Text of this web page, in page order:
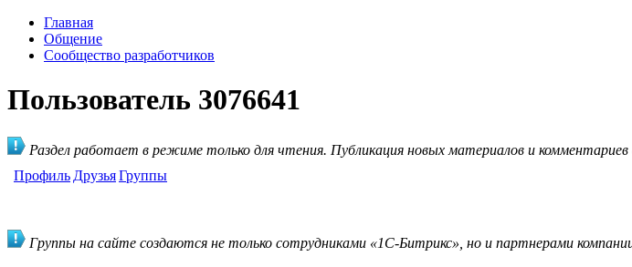
Главная
Общение
Сообщество разработчиков
Пользователь 3076641
Раздел работает в режиме только для чтения. Публикация новых материалов и
Профиль ДрузьяГруппы
Группы на сайте создаются не только сотрудниками «1С-Битрикс», но и партнерами